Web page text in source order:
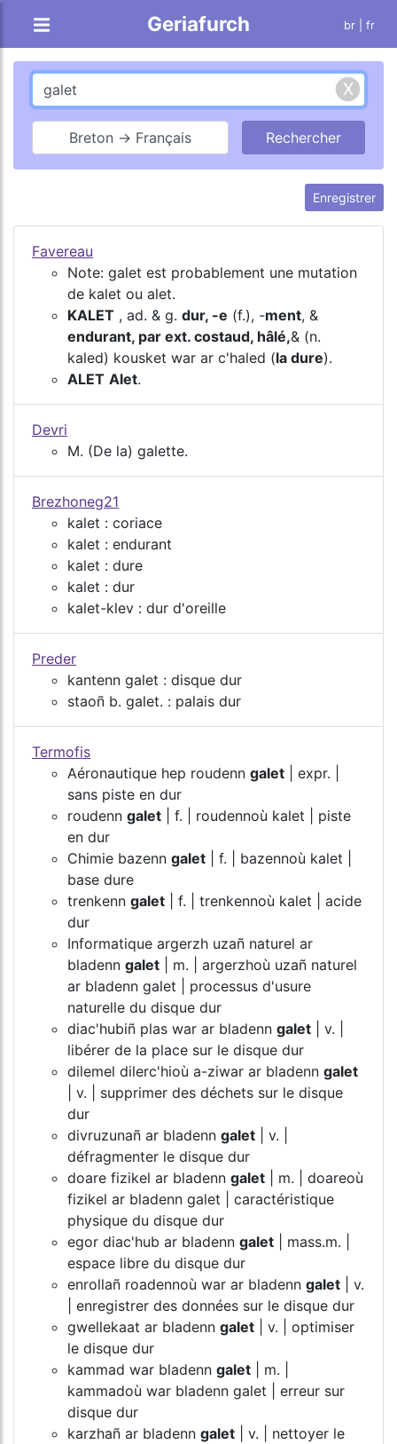
Geriafurch br | fr
Breton → Français
Enregistrer
Favereau
Note: galet est probablement une mutation
de kalet ou alet.
KALET , ad. & g. dur, -e (f.), -ment, &
endurant, par ext. costaud, hâlé,& (n.
kaled) kousket war ar c'haled (la dure).
ALET Alet.
Devri
M. (De la) galette.
Brezhoneg21
kalet : coriace
kalet : endurant
kalet : dure
kalet : dur
kalet-klev : dur d'oreille
Preder
kantenn galet : disque dur
staoñ b. galet. : palais dur
Termofis
Aéronautique hep roudenn galet | expr. |
sans piste en dur
roudenn galet | f. | roudennoù kalet | piste
en dur
Chimie bazenn galet | f. | bazennoù kalet |
base dure
trenkenn galet | f. | trenkennoù kalet | acide
dur
Informatique argerzh uzañ naturel ar
bladenn galet | m. | argerzhoù uzañ naturel
ar bladenn galet | processus d'usure
naturelle du disque dur
diac'hubiñ plas war ar bladenn galet | v. |
libérer de la place sur le disque dur
dilemel dilerc'hioù a-ziwar ar bladenn galet
| v. | supprimer des déchets sur le disque
dur
divruzunañ ar bladenn galet | v. |
défragmenter le disque dur
doare fizikel ar bladenn galet | m. | doareoù
fizikel ar bladenn galet | caractéristique
physique du disque dur
egor diac'hub ar bladenn galet | mass.m. |
espace libre du disque dur
enrollañ roadennoù war ar bladenn galet | v.
| enregistrer des données sur le disque dur
gwellekaat ar bladenn galet | v. | optimiser
le disque dur
kammad war bladenn galet | m. |
kammadoù war bladenn galet | erreur sur
disque dur
karzhañ ar bladenn galet | v. | nettoyer le